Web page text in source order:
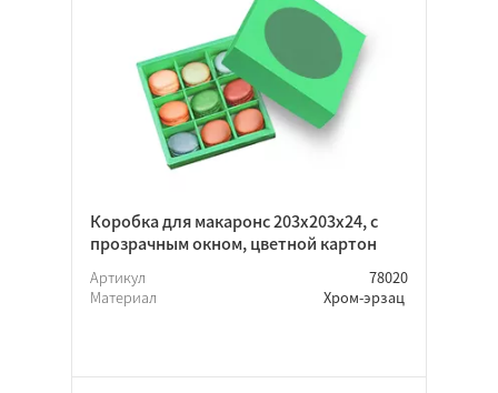
Коробка для макаронс 203х203х24, с
прозрачным окном, цветной картон
Артикул
78020
Материал
Хром-эрзац